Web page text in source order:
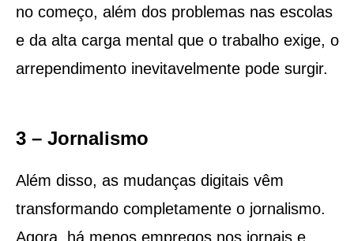
no começo, além dos problemas nas escolas
e da alta carga mental que o trabalho exige, o
arrependimento inevitavelmente pode surgir.
3 – Jornalismo
Além disso, as mudanças digitais vêm
transformando completamente o jornalismo.
Agora, há menos empregos nos jornais e